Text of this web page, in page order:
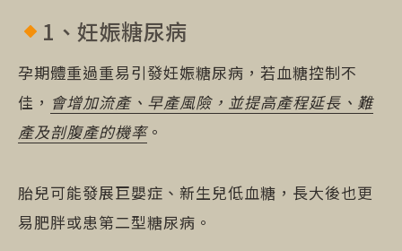
1、妊娠糖尿病
孕期體重過重易引發妊娠糖尿病，若血糖控制不
佳， 會增加流產、早產風險，並提高產程延長、難
產及剖腹產的機率。
胎兒可能發展巨嬰症、新生兒低血糖，長大後也更
易肥胖或患第二型糖尿病。